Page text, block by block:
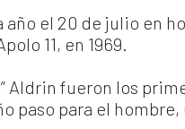
el 20 de julio en
11, en 1969.
Aldrin fueron los
paso para el